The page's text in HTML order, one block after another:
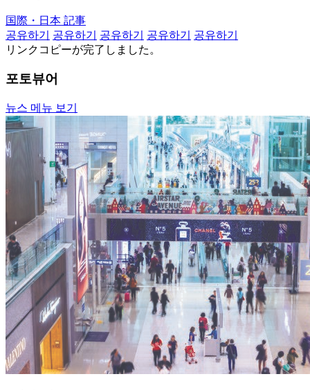
国際・日本 記事
공유하기
공유하기 공유하기 공유하기
공유하기
リンクコピーが完了しました。
포토뷰어
뉴스 메뉴 보기